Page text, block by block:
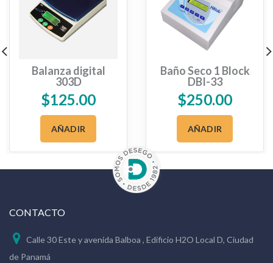
Balanza digital
303D
$125.00
AÑADIR
Baño Seco 1 Block
DBI-33
$250.00
AÑADIR
CONTACTO
Calle 30 Este y avenida Balboa , Edificio H2O Local D, Ciudad
de Panamá